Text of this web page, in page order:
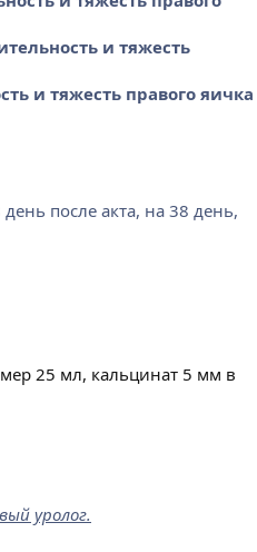
и тяжесть
и тяжесть правого яичка
день после акта, на 38 день,
25 мл, кальцинат 5 мм в
уролог.